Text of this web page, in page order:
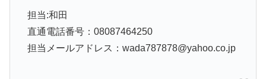
担当:和田
直通電話番号：08087464250
担当メールアドレス：wada787878@yahoo.co.jp